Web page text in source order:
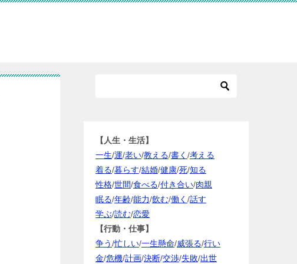
【人生・生活】
一生/運/老い/教える/書く /考える
着る/暮らす/結婚/健康/死/知る
性格/世間/食べる/付き合い/肉親
眠る/年齢/能力/飲む/働く /話す
学ぶ/読む/恋愛
【行動・仕事】
争う/忙しい/一生懸命/威張る/行い
金/危機/計画/決断/交渉/失敗/出世